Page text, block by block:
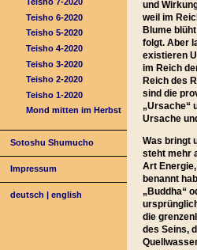
Teisho 6-2020
Teisho 5-2020
Teisho 4-2020
Teisho 3-2020
Teisho 2-2020
Teisho 1-2020
Mond mitten im Herbst
Sotoshu Shumucho
Impressum
deutsch |english
und
weil im
Blume
folgt. Aber
existieren
im Reich
Reich des
sind die
„Ursache“
Ursache
Was bringt
steht mehr
Art
benannt
„Buddha“
die
des Seins,